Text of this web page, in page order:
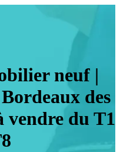
neuf |
des
vendre du T1